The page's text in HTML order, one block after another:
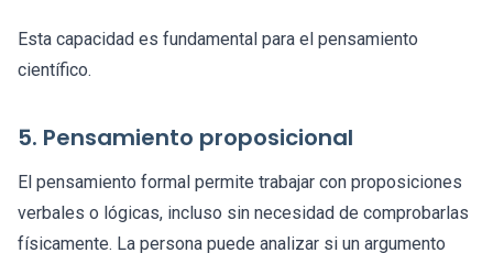
Esta capacidad es fundamental para el pensamiento
científico.
5. Pensamiento proposicional
El pensamiento formal permite trabajar con proposiciones
verbales o lógicas, incluso sin necesidad de comprobarlas
físicamente. La persona puede analizar si un argumento